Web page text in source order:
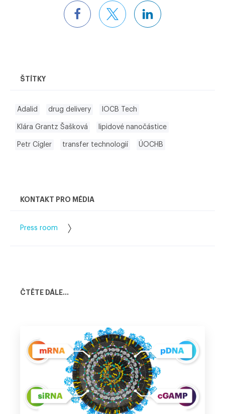
ŠTÍTKY
Adalid drug delivery IOCB Tech
Klára Grantz Šašková lipidové nanočástice
Petr Cígler transfer technologií ÚOCHB
KONTAKT PRO MÉDIA
Press room
ČTĚTE DÁLE...